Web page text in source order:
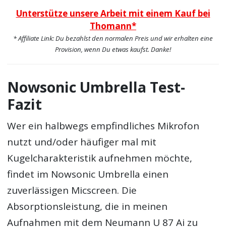
Unterstütze unsere Arbeit mit einem Kauf bei
Thomann*
* Affiliate Link: Du bezahlst den normalen Preis und wir erhalten eine
Provision, wenn Du etwas kaufst. Danke!
Nowsonic Umbrella Test-
Fazit
Wer ein halbwegs empfindliches Mikrofon
nutzt und/oder häufiger mal mit
Kugelcharakteristik aufnehmen möchte,
findet im Nowsonic Umbrella einen
zuverlässigen Micscreen. Die
Absorptionsleistung, die in meinen
Aufnahmen mit dem Neumann U 87 Ai zu